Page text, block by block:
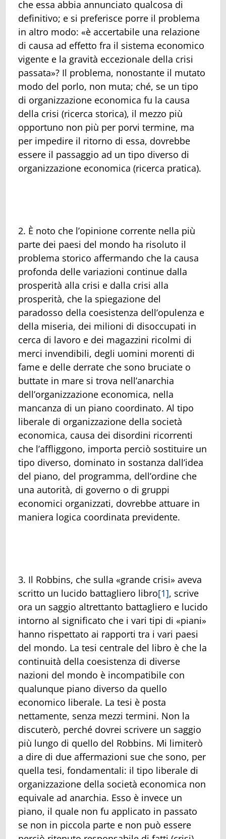
che essa abbia annunciato qualcosa di
definitivo; e si preferisce porre il problema
in altro modo: «è accertabile una relazione
di causa ad effetto fra il sistema economico
vigente e la gravità eccezionale della crisi
passata»? Il problema, nonostante il mutato
modo del porlo, non muta; ché, se un tipo
di organizzazione economica fu la causa
della crisi (ricerca storica), il mezzo più
opportuno non più per porvi termine, ma
per impedire il ritorno di essa, dovrebbe
essere il passaggio ad un tipo diverso di
organizzazione economica (ricerca pratica).
2. È noto che l’opinione corrente nella più
parte dei paesi del mondo ha risoluto il
problema storico affermando che la causa
profonda delle variazioni continue dalla
prosperità alla crisi e dalla crisi alla
prosperità, che la spiegazione del
paradosso della coesistenza dell’opulenza e
della miseria, dei milioni di disoccupati in
cerca di lavoro e dei magazzini ricolmi di
merci invendibili, degli uomini morenti di
fame e delle derrate che sono bruciate o
buttate in mare si trova nell’anarchia
dell’organizzazione economica, nella
mancanza di un piano coordinato. Al tipo
liberale di organizzazione della società
economica, causa dei disordini ricorrenti
che l’affliggono, importa perciò sostituire un
tipo diverso, dominato in sostanza dall’idea
del piano, del programma, dell’ordine che
una autorità, di governo o di gruppi
economici organizzati, dovrebbe attuare in
maniera logica coordinata previdente.
3. Il Robbins, che sulla «grande crisi» aveva
scritto un lucido battagliero libro[1], scrive
ora un saggio altrettanto battagliero e lucido
intorno al significato che i vari tipi di «piani»
hanno rispettato ai rapporti tra i vari paesi
del mondo. La tesi centrale del libro è che la
continuità della coesistenza di diverse
nazioni del mondo è incompatibile con
qualunque piano diverso da quello
economico liberale. La tesi è posta
nettamente, senza mezzi termini. Non la
discuterò, perché dovrei scrivere un saggio
più lungo di quello del Robbins. Mi limiterò
a dire di due affermazioni sue che sono, per
quella tesi, fondamentali: il tipo liberale di
organizzazione della società economica non
equivale ad anarchia. Esso è invece un
piano, il quale non fu applicato in passato
se non in piccola parte e non può essere